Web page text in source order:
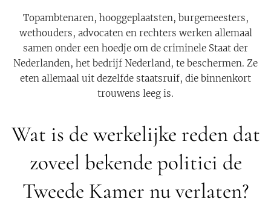
Topambtenaren, hooggeplaatsten, burgemeesters,
wethouders, advocaten en rechters werken allemaal
samen onder een hoedje om de criminele Staat der
Nederlanden, het bedrijf Nederland, te beschermen. Ze
eten allemaal uit dezelfde staatsruif, die binnenkort
trouwens leeg is.
Wat is de werkelijke reden dat
zoveel bekende politici de
Tweede Kamer nu verlaten?